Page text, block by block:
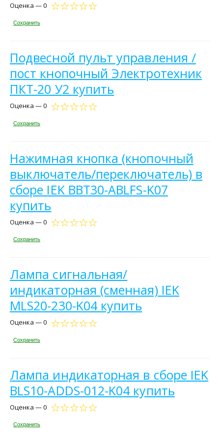
Оценка — 0
Сохранить
Подвесной пульт управления /
пост кнопочный Электротехник
ПКТ-20 У2 купить
Оценка — 0
Сохранить
Нажимная кнопка (кнопочный
выключатель/переключатель) в
сборе IEK BBT30-ABLFS-K07
купить
Оценка — 0
Сохранить
Лампа сигнальная/
индикаторная (сменная) IEK
MLS20-230-K04 купить
Оценка — 0
Сохранить
Лампа индикаторная в сборе IEK
BLS10-ADDS-012-K04 купить
Оценка — 0
Сохранить